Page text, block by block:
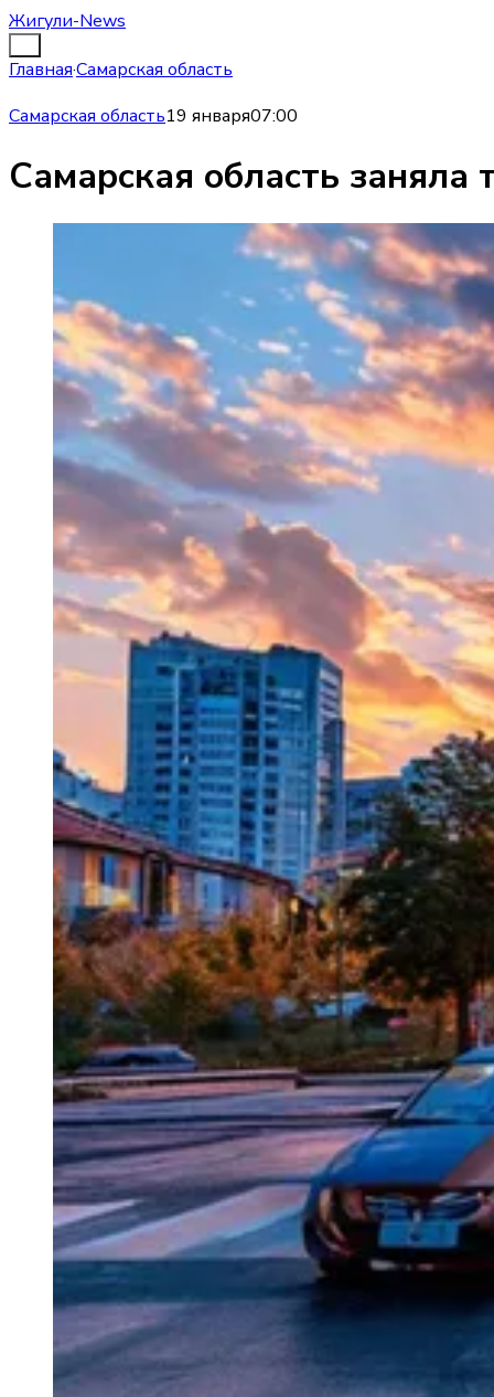
Жигули-News
Главная·Самарская область
Самарская область19 января07:00
Самарская область заняла